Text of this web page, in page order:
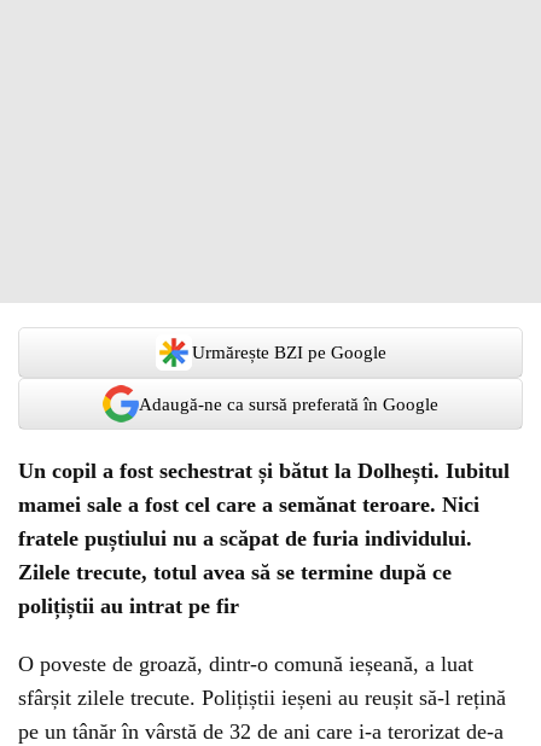
Urmărește BZI pe Google
Adaugă-ne ca sursă preferată în Google
Un copil a fost sechestrat și bătut la Dolhești. Iubitul
mamei sale a fost cel care a semănat teroare. Nici
fratele puștiului nu a scăpat de furia individului.
Zilele trecute, totul avea să se termine după ce
polițiștii au intrat pe fir
O poveste de groază, dintr-o comună ieșeană, a luat
sfârșit zilele trecute. Polițiștii ieșeni au reușit să-l rețină
pe un tânăr în vârstă de 32 de ani care i-a terorizat de-a